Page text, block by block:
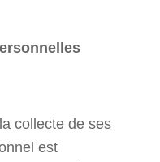
collecte de ses
est